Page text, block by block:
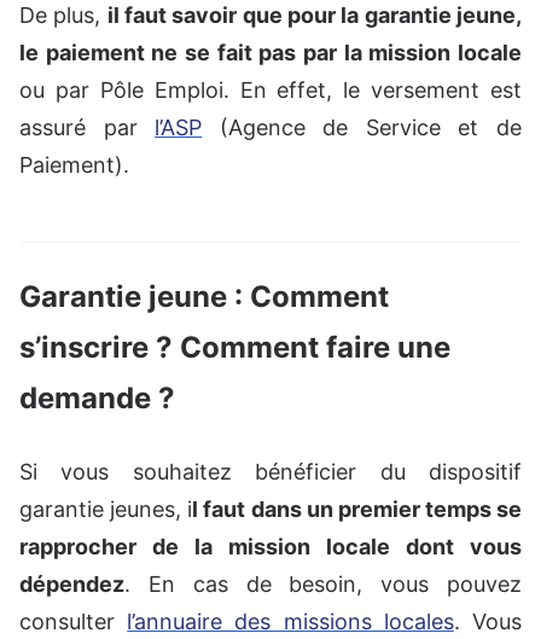
De plus, il faut savoir que pour la garantie jeune,
le paiement ne se fait pas par la mission locale
ou par Pôle Emploi. En effet, le versement est
assuré par l’ASP (Agence de Service et de
Paiement).
Garantie jeune : Comment
s’inscrire ? Comment faire une
demande ?
Si vous souhaitez bénéficier du dispositif
garantie jeunes, il faut dans un premier temps se
rapprocher de la mission locale dont vous
dépendez. En cas de besoin, vous pouvez
consulter l’annuaire des missions locales. Vous